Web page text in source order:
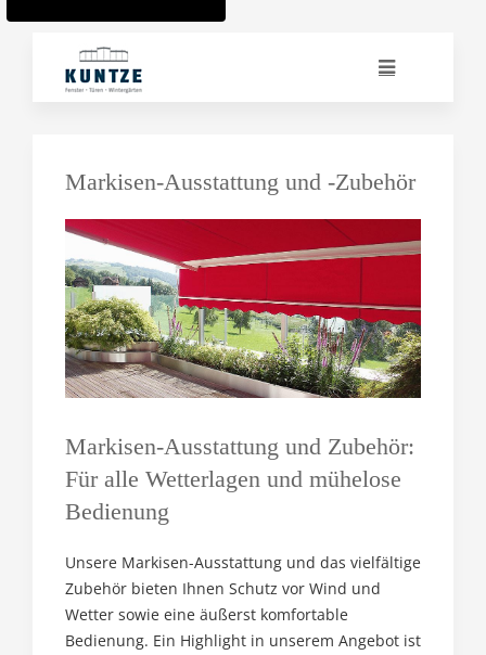
Markisen-Ausstattung und -Zubehör
Markisen-Ausstattung und Zubehör:
Für alle Wetterlagen und mühelose
Bedienung
Unsere Markisen-Ausstattung und das vielfältige
Zubehör bieten Ihnen Schutz vor Wind und
Wetter sowie eine äußerst komfortable
Bedienung. Ein Highlight in unserem Angebot ist